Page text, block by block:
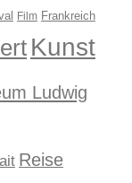
Film Frankreich
Kunst
Ludwig
Reise